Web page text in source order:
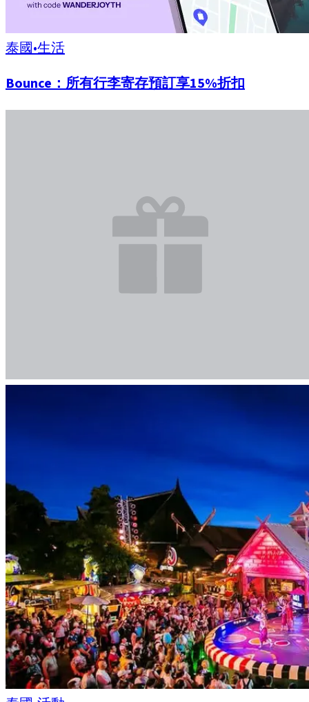
泰國•生活
Bounce：所有行李寄存預訂享15%折扣